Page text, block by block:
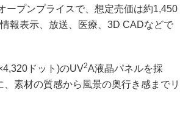
ープンプライスで、想定売価は約1,450
報表示、放送、医療、3D CADなどで
ドット)のUV2A液晶パネルを採
素材の質感から風景の奥行き感までリ